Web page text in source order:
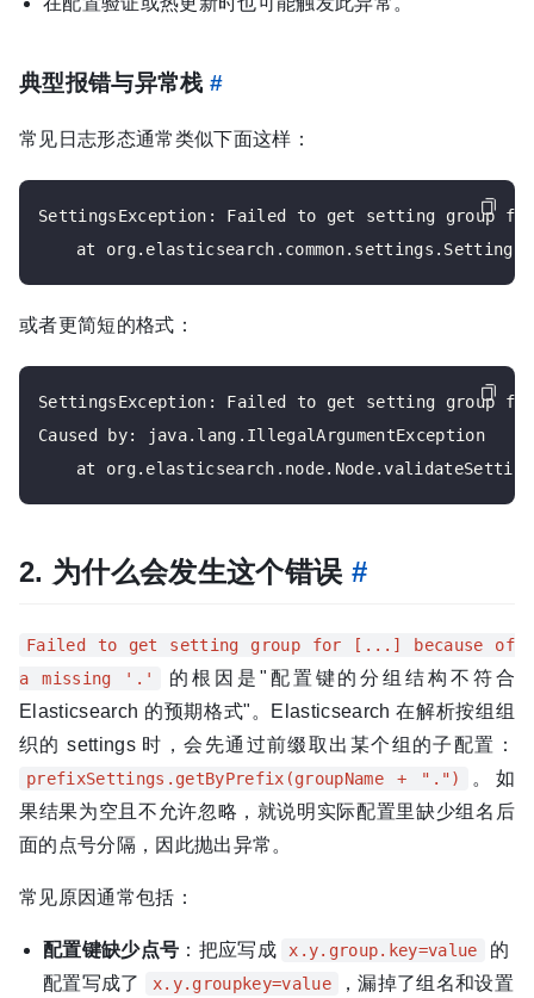
典型报错与异常栈 #
常见日志形态通常类似下面这样：
SettingsException: Failed to get setting group
或者更简短的格式：
SettingsException: Failed to get setting group
Caused by: java.lang.IllegalArgumentException
2. 为什么会发生这个错误 #
Failed to get setting group for [...] because of
a missing '.'
的根因是"配置键的分组结构不符合
Elasticsearch 的预期格式"。Elasticsearch 在解析按组组
织的 settings 时，会先通过前缀取出某个组的子配置：
prefixSettings.getByPrefix(groupName + ".")
。如
果结果为空且不允许忽略，就说明实际配置里缺少组名后
面的点号分隔，因此抛出异常。
常见原因通常包括：
配置键缺少点号 ：把应写成 x.y.group.key=value
的
配置写成了
x.y.groupkey=value
，漏掉了组名和设置